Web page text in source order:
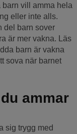
barn vill amma hela
eller inte alls.
del barn sover
är mer vakna. Läs
barn är vakna
sova när barnet
ammar
sig trygg med